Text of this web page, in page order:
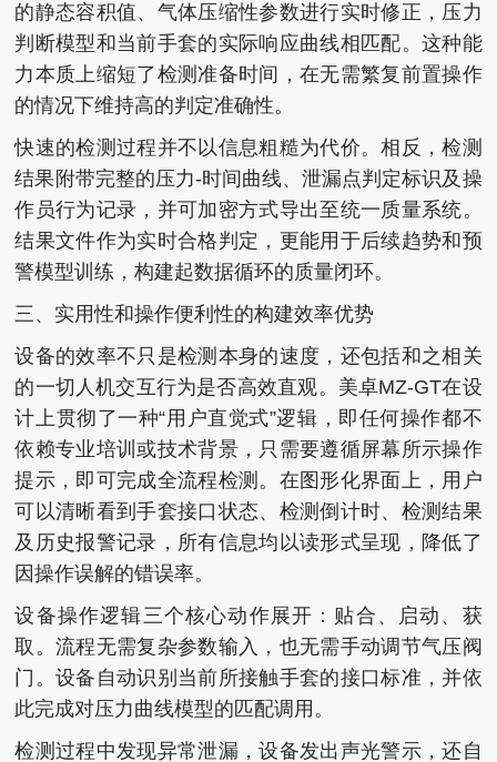
的静态容积值、气体压缩性参数进行实时修正，压力
判断模型和当前手套的实际响应曲线相匹配。这种能
力本质上缩短了检测准备时间，在无需繁复前置操作
的情况下维持高的判定准确性。
快速的检测过程并不以信息粗糙为代价。相反，检测
结果附带完整的压力-时间曲线、泄漏点判定标识及操
作员行为记录，并可加密方式导出至统一质量系统。
结果文件作为实时合格判定，更能用于后续趋势和预
警模型训练，构建起数据循环的质量闭环。
三、实用性和操作便利性的构建效率优势
设备的效率不只是检测本身的速度，还包括和之相关
的一切人机交互行为是否高效直观。美卓MZ-GT在设
计上贯彻了一种“用户直觉式”逻辑，即任何操作都不
依赖专业培训或技术背景，只需要遵循屏幕所示操作
提示，即可完成全流程检测。在图形化界面上，用户
可以清晰看到手套接口状态、检测倒计时、检测结果
及历史报警记录，所有信息均以读形式呈现，降低了
因操作误解的错误率。
设备操作逻辑三个核心动作展开：贴合、启动、获
取。流程无需复杂参数输入，也无需手动调节气压阀
门。设备自动识别当前所接触手套的接口标准，并依
此完成对压力曲线模型的匹配调用。
检测过程中发现异常泄漏，设备发出声光警示，还自